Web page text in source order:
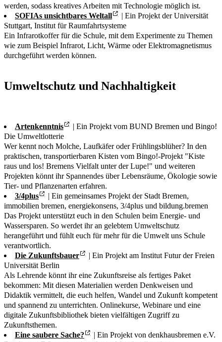
werden, sodass kreatives Arbeiten mit Technologie möglich ist.
SOFIAs unsichtbares Weltall
| Ein Projekt der Universität
Stuttgart, Institut für Raumfahrtsysteme
Ein Infrarotkoffer für die Schule, mit dem Experimente zu Themen
wie zum Beispiel Infrarot, Licht, Wärme oder Elektromagnetismus
durchgeführt werden können.
Umweltschutz und Nachhaltigkeit
Artenkenntnis
| Ein Projekt vom BUND Bremen und Bingo!
Die Umweltlotterie
Wer kennt noch Molche, Laufkäfer oder Frühlingsblüher? In den
praktischen, transportierbaren Kisten vom Bingo!-Projekt "Kiste
raus und los! Bremens Vielfalt unter der Lupe!" und weiteren
Projekten könnt ihr Spannendes über Lebensräume, Ökologie sowie
Tier- und Pflanzenarten erfahren.
3/4plus
| Ein gemeinsames Projekt der Stadt Bremen,
immobilien bremen, energiekonsens, 3/4plus und bildung.bremen
Das Projekt unterstützt euch in den Schulen beim Energie- und
Wassersparen. So werdet ihr an gelebtem Umweltschutz
herangeführt und fühlt euch für mehr für die Umwelt uns Schule
verantwortlich.
Die Zukunftsbauer
| Ein Projekt am Institut Futur der Freien
Universität Berlin
Als Lehrende könnt ihr eine Zukunftsreise als fertiges Paket
bekommen: Mit diesen Materialien werden Denkweisen und
Didaktik vermittelt, die euch helfen, Wandel und Zukunft kompetent
und spannend zu unterrichten. Onlinekurse, Webinare und eine
digitale Zukunftsbibliothek bieten vielfältigen Zugriff zu
Zukunftsthemen.
Eine saubere Sache?
| Ein Projekt von denkhausbremen e.V.